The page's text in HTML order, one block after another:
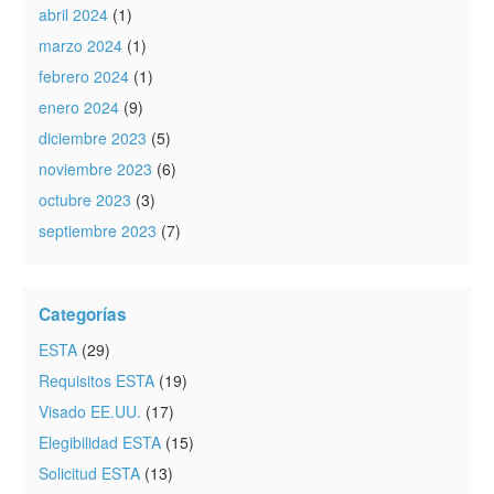
abril 2024 (1)
marzo 2024 (1)
febrero 2024 (1)
enero 2024 (9)
diciembre 2023 (5)
noviembre 2023 (6)
octubre 2023 (3)
septiembre 2023 (7)
Categorías
ESTA (29)
Requisitos ESTA (19)
Visado EE.UU. (17)
Elegibilidad ESTA (15)
Solicitud ESTA (13)